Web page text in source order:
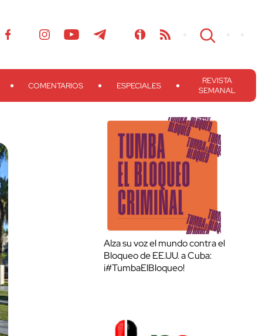
COMENTARIOS ESPECIALES
REVISTA
SEMANAL
Alza su voz el mundo contra el
Bloqueo de EE.UU. a Cuba:
¡#TumbaElBloqueo!